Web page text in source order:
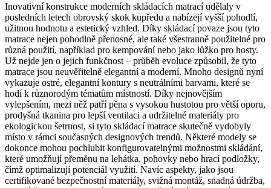
Inovativní konstrukce moderních skládacích matrací udělaly v
posledních letech obrovský skok kupředu a nabízejí vyšší pohodlí,
užitnou hodnotu a estetický vzhled. Díky skládací povaze jsou tyto
matrace nejen pohodlně přenosné, ale také všestranně použitelné pro
různá použití, například pro kempování nebo jako lůžko pro hosty.
Už nejde jen o jejich funkčnost – průběh evoluce způsobil, že tyto
matrace jsou neuvěřitelně elegantní a moderní. Mnoho designů nyní
vykazuje ostré, elegantní kontury s neutrálními barvami, které se
hodí k různorodým tématům místností. Díky nejnovějším
vylepšením, mezi něž patří pěna s vysokou hustotou pro větší oporu,
prodyšná tkanina pro lepší ventilaci a udržitelné materiály pro
ekologickou šetrnost, si tyto skládací matrace skutečně vydobyly
místo v rámci současných designových trendů. Některé modely se
dokonce mohou pochlubit konfigurovatelnými možnostmi skládání,
které umožňují přeměnu na lehátka, pohovky nebo hrací podložky,
čímž optimalizují potenciál využití. Navíc aspekty, jako jsou
certifikované bezpečnostní materiály, svižná montáž, snadná údržba,